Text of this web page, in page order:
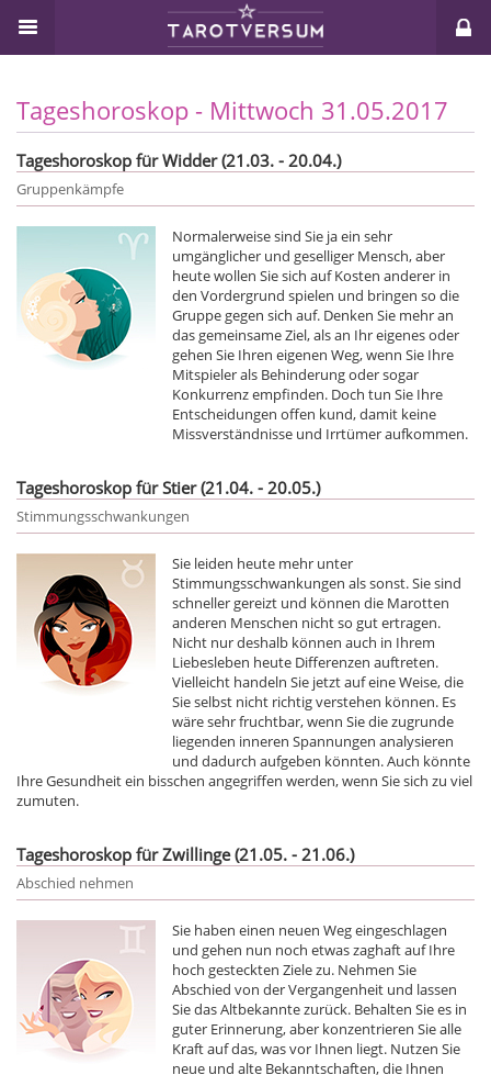
Tageshoroskop - Mittwoch 31.05.2017
Tageshoroskop für Widder (21.03. - 20.04.)
Gruppenkämpfe
Normalerweise sind Sie ja ein sehr
umgänglicher und geselliger Mensch, aber
heute wollen Sie sich auf Kosten anderer in
den Vordergrund spielen und bringen so die
Gruppe gegen sich auf. Denken Sie mehr an
das gemeinsame Ziel, als an Ihr eigenes oder
gehen Sie Ihren eigenen Weg, wenn Sie Ihre
Mitspieler als Behinderung oder sogar
Konkurrenz empfinden. Doch tun Sie Ihre
Entscheidungen offen kund, damit keine
Missverständnisse und Irrtümer aufkommen.
Tageshoroskop für Stier (21.04. - 20.05.)
Stimmungsschwankungen
Sie leiden heute mehr unter
Stimmungsschwankungen als sonst. Sie sind
schneller gereizt und können die Marotten
anderen Menschen nicht so gut ertragen.
Nicht nur deshalb können auch in Ihrem
Liebesleben heute Differenzen auftreten.
Vielleicht handeln Sie jetzt auf eine Weise, die
Sie selbst nicht richtig verstehen können. Es
wäre sehr fruchtbar, wenn Sie die zugrunde
liegenden inneren Spannungen analysieren
und dadurch aufgeben könnten. Auch könnte
Ihre Gesundheit ein bisschen angegriffen werden, wenn Sie sich zu viel
zumuten.
Tageshoroskop für Zwillinge (21.05. - 21.06.)
Abschied nehmen
Sie haben einen neuen Weg eingeschlagen
und gehen nun noch etwas zaghaft auf Ihre
hoch gesteckten Ziele zu. Nehmen Sie
Abschied von der Vergangenheit und lassen
Sie das Altbekannte zurück. Behalten Sie es in
guter Erinnerung, aber konzentrieren Sie alle
Kraft auf das, was vor Ihnen liegt. Nutzen Sie
neue und alte Bekanntschaften, die Ihnen